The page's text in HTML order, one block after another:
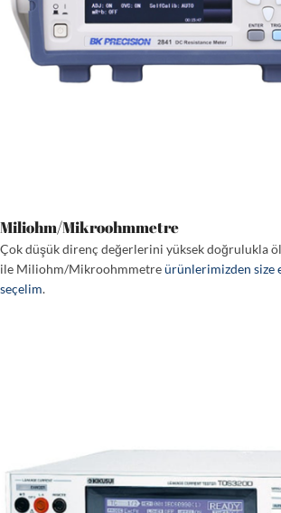
Miliohm/Mikroohmmetre
Çok düşük direnç değerlerini yüksek doğrulukla
ile Miliohm/Mikroohmmetreürünlerimizden size
seçelim.